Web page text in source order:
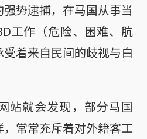
势逮捕，在马国从事当
工作（危险、困难、肮
着来自民间的歧视与白
站就会发现，部分马国
常常充斥着对外籍客工